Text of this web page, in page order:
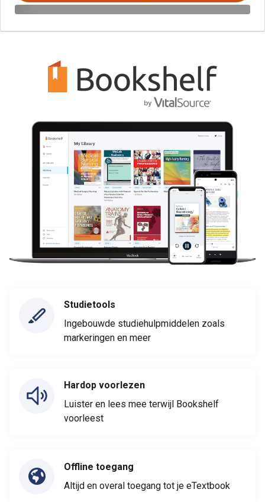
Studietools
Ingebouwde studiehulpmiddelen zoals
markeringen en meer
Hardop voorlezen
Luister en lees mee terwijl Bookshelf
voorleest
Offline toegang
Altijd en overal toegang tot je eTextbook